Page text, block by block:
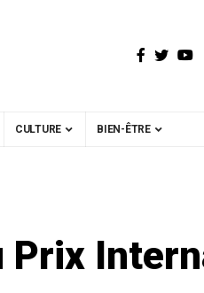
CULTURE BIEN-ÊTRE